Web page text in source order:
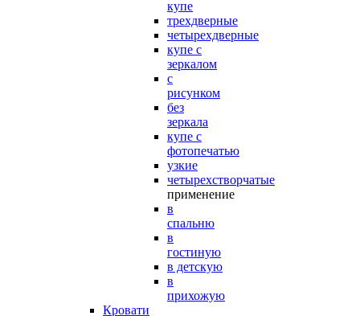
купе
трехдверные
четырехдверные
купе с
зеркалом
с
рисунком
без
зеркала
купе с
фотопечатью
узкие
четырехстворчатые
применение
в
спальню
в
гостиную
в детскую
в
прихожую
Кровати